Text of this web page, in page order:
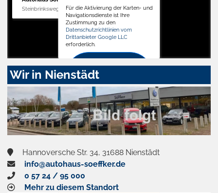
Steinbrinksweg 12, 31840 Hessisch Oldendorf
Für die Aktivierung der Karten- und
Navigationsdienste ist Ihre
Zustimmung zu den
Datenschutzrichtlinien vom
Drittanbieter Google LLC
erforderlich.
Zustimmen
aktivieren
Wir in Nienstädt
Hannoversche Str. 34, 31688 Nienstädt
info@autohaus-soeffker.de
0 57 24 / 95 000
Mehr zu diesem Standort